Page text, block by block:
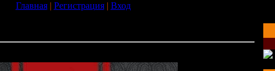
Главная| Регистрация| Вход